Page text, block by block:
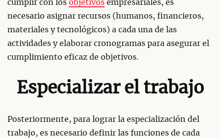
cumplir con los objetivos empresariales, es
necesario asignar recursos (humanos, financieros,
materiales y tecnológicos) a cada una de las
actividades y elaborar cronogramas para asegurar el
cumplimiento eficaz de objetivos.
Especializar el trabajo
Posteriormente, para lograr la especialización del
trabajo, es necesario definir las funciones de cada